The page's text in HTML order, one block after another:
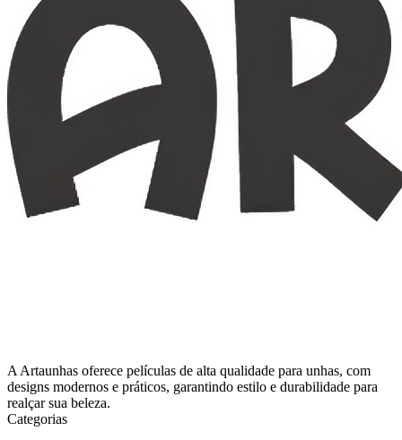
A Artaunhas oferece películas de alta qualidade para unhas, com
designs modernos e práticos, garantindo estilo e durabilidade para
realçar sua beleza.
Categorias